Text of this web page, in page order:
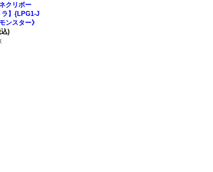
クリボー
ラ】{LPG1-J
ンスター》
)